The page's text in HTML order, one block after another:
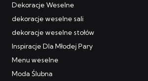
Dekoracje Weselne
dekoracje weselne sali
dekoracje weselne stołów
Inspiracje Dla Młodej Pary
Menu weselne
Moda Ślubna